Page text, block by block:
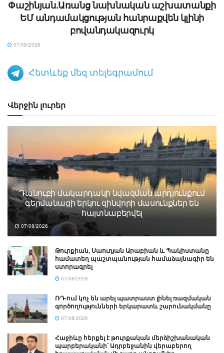
Փաշինյան.Առանց նախնական աշխատանքի
ԵՄ անդամակցության հանրաքվեն կլինի
բովանդակազուրկ
07/08/2026
Հետևեք մեզ տելեգրամում
Վերջին լուրեր
Դանուբի մակարդակի նվազման արդյունքում
գերմանացի երկու զինվորի մասունքներ են
հայտնաբերվել
07/08/2026
Թուրքիան, Սաուդյան Արաբիան և Պակիստանը
համատեղ պաշտպանության համաձայնագիր են
ստորագրել
07/08/2026
ՌԴ-ում կոչ են արել պատրաստ լինել ռազմական
գործողությունների երկարատև շարունակմանը
07/08/2026
Հաջիևը հերքել է թուրքական մերձիշխանական
պարբերականի՝ Ադրբեջանին վերաբերող